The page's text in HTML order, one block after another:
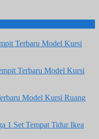
Model Kursi
Model Kursi
Model Kursi Ruang
1 Set Tempat Tidur Ikea